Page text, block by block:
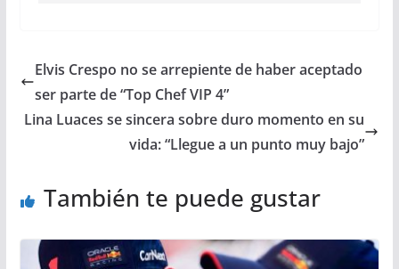
Elvis Crespo no se arrepiente de haber aceptado
ser parte de “Top Chef VIP 4”
Lina Luaces se sincera sobre duro momento en su
vida: “Llegue a un punto muy bajo”
También te puede gustar